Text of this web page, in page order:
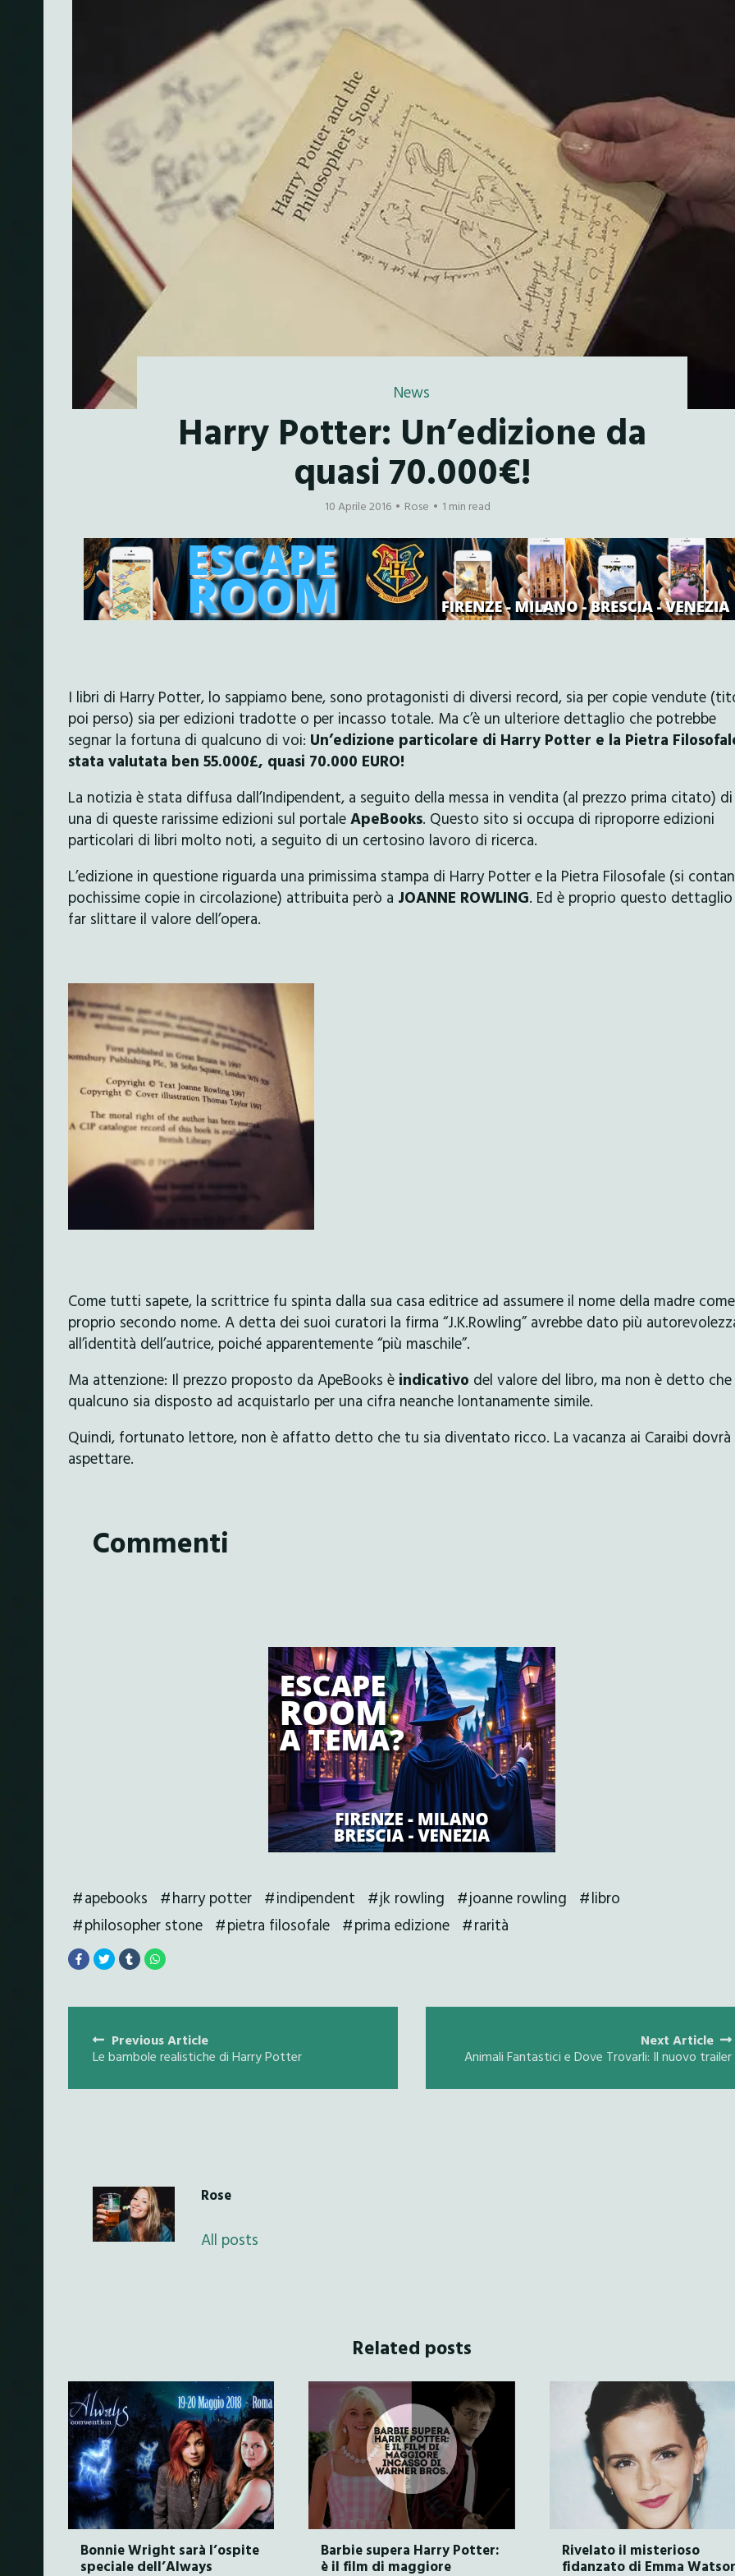
News
Harry Potter: Un’edizione da
quasi 70.000€!
10 Aprile 2016 Rose 1 min read
I libri di Harry Potter, lo sappiamo bene, sono protagonisti di diversi record, sia per copie vendute
poi perso) sia per edizioni tradotte o per incasso totale. Ma c’è un ulteriore dettaglio che potrebbe
segnar la fortuna di qualcuno di voi: Un’edizione particolare di Harry Potter e la Pietra
stata valutata ben 55.000£, quasi 70.000 EURO!
La notizia è stata diffusa dall’Indipendent, a seguito della messa in vendita (al prezzo prima citato) di
una di queste rarissime edizioni sul portaleApeBooks. Questo sito si occupa di riproporre edizioni
particolari di libri molto noti, a seguito di un certosino lavoro di ricerca.
L’edizione in questione riguarda una primissima stampa di Harry Potter e la Pietra Filosofale (si
pochissime copie in circolazione) attribuita però a JOANNE ROWLING. Ed è proprio questo
far slittare il valore dell’opera.
Come tutti sapete, la scrittrice fu spinta dalla sua casa editrice ad assumere il nome della madre come
proprio secondo nome. A detta dei suoi curatori la firma “J.K.Rowling” avrebbe dato più
all’identità dell’autrice, poiché apparentemente “più maschile”.
Ma attenzione: Il prezzo proposto da ApeBooks è indicativo del valore del libro, ma non è detto che
qualcuno sia disposto ad acquistarlo per una cifra neanche lontanamente simile.
Quindi, fortunato lettore, non è affatto detto che tu sia diventato ricco. La vacanza ai Caraibi dovrà
aspettare.
Commenti
apebooks harry potter indipendent jk rowling joanne rowling
libro
philosopher stone
pietra filosofale prima edizione rarità
navigation
Previous Article
Le bambole realistiche di Harry Potter
Next Article
Animali Fantastici e Dove Trovarli: Il nuovo trailer
Rose
All posts
Related posts
Bonnie Wright sarà l’ospite
speciale dell’Always
Barbie supera Harry Potter:
è il film di maggiore
Rivelato il misterioso
fidanzato di Emma